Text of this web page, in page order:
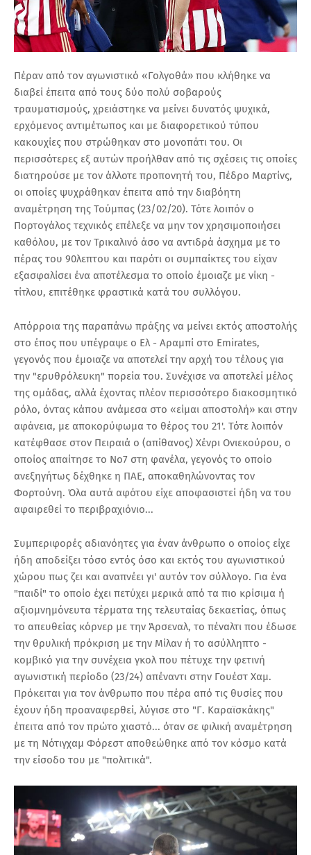
Πέραν από τον αγωνιστικό «Γολγοθά» που κλήθηκε να
διαβεί έπειτα από τους δύο πολύ σοβαρούς
τραυματισμούς, χρειάστηκε να μείνει δυνατός ψυχικά,
ερχόμενος αντιμέτωπος και με διαφορετικού τύπου
κακουχίες που στρώθηκαν στο μονοπάτι του. Οι
περισσότερες εξ αυτών προήλθαν από τις σχέσεις τις οποίες
διατηρούσε με τον άλλοτε προπονητή του, Πέδρο Μαρτίνς,
οι οποίες ψυχράθηκαν έπειτα από την διαβόητη
αναμέτρηση της Τούμπας (23/02/20). Τότε λοιπόν ο
Πορτογάλος τεχνικός επέλεξε να μην τον χρησιμοποιήσει
καθόλου, με τον Τρικαλινό άσο να αντιδρά άσχημα με το
πέρας του 90λεπτου και παρότι οι συμπαίκτες του είχαν
εξασφαλίσει ένα αποτέλεσμα το οποίο έμοιαζε με νίκη -
τίτλου, επιτέθηκε φραστικά κατά του συλλόγου.
Απόρροια της παραπάνω πράξης να μείνει εκτός αποστολής
στο έπος που υπέγραψε ο Ελ - Αραμπί στο Emirates,
γεγονός που έμοιαζε να αποτελεί την αρχή του τέλους για
την "ερυθρόλευκη" πορεία του. Συνέχισε να αποτελεί μέλος
της ομάδας, αλλά έχοντας πλέον περισσότερο διακοσμητικό
ρόλο, όντας κάπου ανάμεσα στο «είμαι αποστολή» και στην
αφάνεια, με αποκορύφωμα το θέρος του 21'. Τότε λοιπόν
κατέφθασε στον Πειραιά ο (απίθανος) Χένρι Ονιεκούρου, ο
οποίος απαίτησε το Νο7 στη φανέλα, γεγονός το οποίο
ανεξηγήτως δέχθηκε η ΠΑΕ, αποκαθηλώνοντας τον
Φορτούνη. Όλα αυτά αφότου είχε αποφασιστεί ήδη να του
αφαιρεθεί το περιβραχιόνιο...
Συμπεριφορές αδιανόητες για έναν άνθρωπο ο οποίος είχε
ήδη αποδείξει τόσο εντός όσο και εκτός του αγωνιστικού
χώρου πως ζει και αναπνέει γι' αυτόν τον σύλλογο. Για ένα
"παιδί" το οποίο έχει πετύχει μερικά από τα πιο κρίσιμα ή
αξιομνημόνευτα τέρματα της τελευταίας δεκαετίας, όπως
το απευθείας κόρνερ με την Άρσεναλ, το πέναλτι που έδωσε
την θρυλική πρόκριση με την Μίλαν ή το ασύλληπτο -
κομβικό για την συνέχεια γκολ που πέτυχε την φετινή
αγωνιστική περίοδο (23/24) απέναντι στην Γουέστ Χαμ.
Πρόκειται για τον άνθρωπο που πέρα από τις θυσίες που
έχουν ήδη προαναφερθεί, λύγισε στο "Γ. Καραϊσκάκης"
έπειτα από τον πρώτο χιαστό... όταν σε φιλική αναμέτρηση
με τη Νότιγχαμ Φόρεστ αποθεώθηκε από τον κόσμο κατά
την είσοδο του με "πολιτικά".